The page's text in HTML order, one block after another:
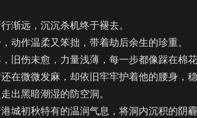
远，沉沉杀机终于褪去。
作温柔又笨拙，带着劫后余生的珍重。
伤未愈，力量浅薄，每一步都像踩在棉
在微微发麻，却依旧牢牢护着他的腰身，
出黑暗潮湿的防空洞。
初秋特有的温润气息，将洞内沉积的阴